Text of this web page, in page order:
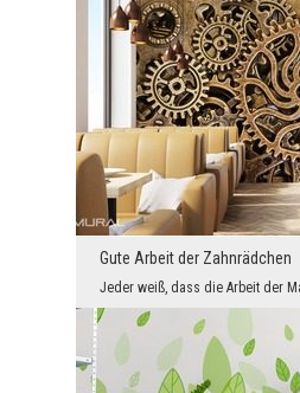
Gute Arbeit der Zahnrädchen